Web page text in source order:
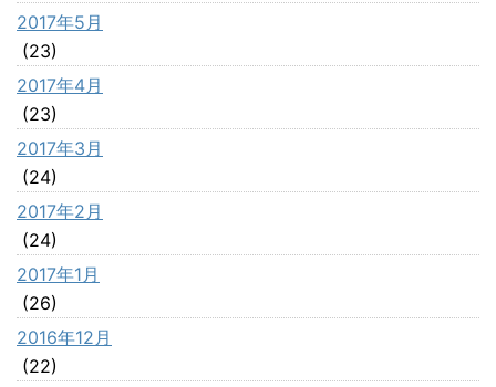
2017年5月
(23)
2017年4月
(23)
2017年3月
(24)
2017年2月
(24)
2017年1月
(26)
2016年12月
(22)